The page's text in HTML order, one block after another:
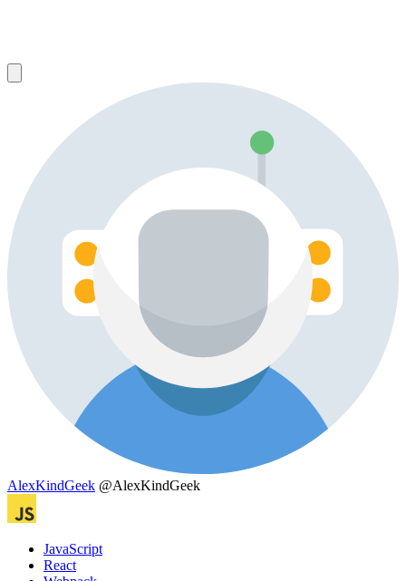
AlexKindGeek @AlexKindGeek
JavaScript
React